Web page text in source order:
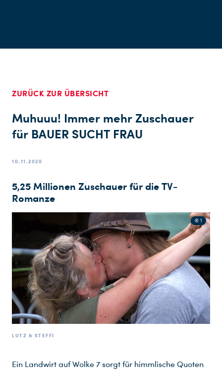
ZURÜCK ZUR ÜBERSICHT
Muhuuu! Immer mehr Zuschauer
für BAUER SUCHT FRAU
10.11.2020
5,25 Millionen Zuschauer für die TV-
Romanze
© 1
LUTZ & STEFFI
Ein Landwirt auf Wolke 7 sorgt für himmlische Quoten